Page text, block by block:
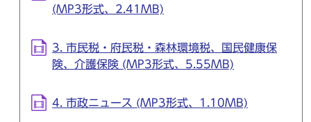
(MP3形式、2.41MB)
3. 市民税・府民税・森林環境税、国民健康保
険、介護保険 (MP3形式、5.55MB)
4. 市政ニュース (MP3形式、1.10MB)